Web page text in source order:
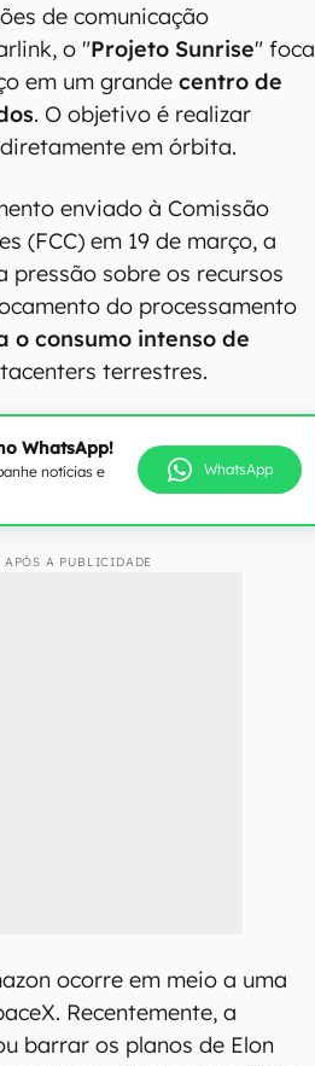
de comunicação
o "Projeto Sunrise" foca
em um grande centro de
. O objetivo é realizar
em órbita.
enviado à Comissão
(FCC) em 19 de março, a
sobre os recursos
do processamento
o consumo intenso de
terrestres.
WhatsApp!
notícias e
WhatsApp
A PUBLICIDADE
ocorre em meio a uma
Recentemente, a
barrar os planos de Elon